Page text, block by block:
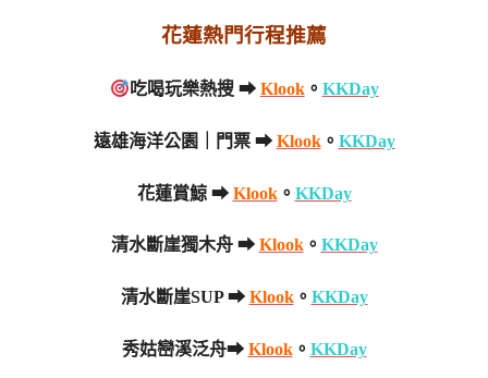
花蓮熱門行程推薦
吃喝玩樂熱搜 ➡ Klook。 KKDay
遠雄海洋公園｜門票 ➡ Klook。 KKDay
花蓮賞鯨 ➡ Klook。 KKDay
清水斷崖獨木舟 ➡ Klook。 KKDay
清水斷崖SUP ➡ Klook。 KKDay
秀姑巒溪泛舟➡ Klook。 KKDay